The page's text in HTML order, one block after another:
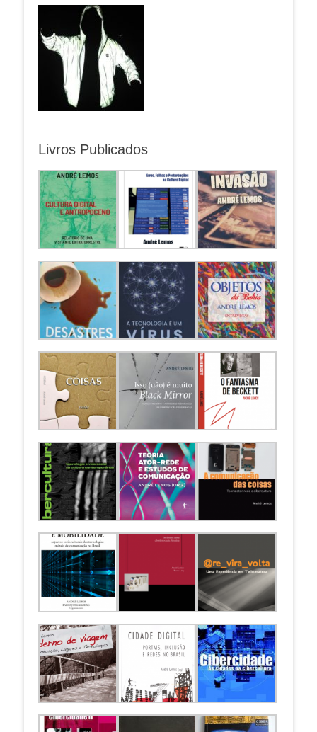
Livros Publicados